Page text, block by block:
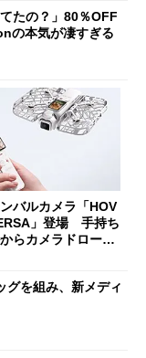
たの？」80％OFF
の本気が凄すぎる
バルカメラ「HOV
」登場 手持ち
らカメラドローン
グを組み、新メディ